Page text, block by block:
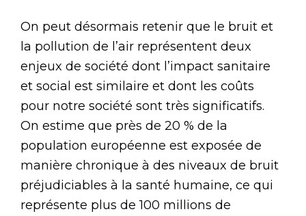
On peut désormais retenir que le bruit et
la pollution de l’air représentent deux
enjeux de société dont l’impact sanitaire
et social est similaire et dont les coûts
pour notre société sont très significatifs.
On estime que près de 20 % de la
population européenne est exposée de
manière chronique à des niveaux de bruit
préjudiciables à la santé humaine, ce qui
représente plus de 100 millions de